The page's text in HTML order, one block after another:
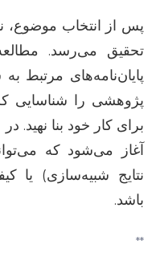
پس از انتخاب موضوع،
تحقیق می‌رسد.
پایان‌نامه‌های مرتبط
پژوهشی را شناسایی
برای کار خود بنا نهید.
آغاز می‌شود که
نتایج شبیه‌سازی) یا
باشد.
**